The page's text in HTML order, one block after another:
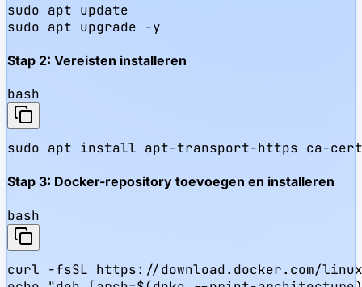
sudo apt update
sudo apt upgrade -y
Stap 2: Vereisten installeren
bash
sudo apt install apt-transport-https ca-
Stap 3: Docker-repository toevoegen en installeren
bash
curl -fsSL https://download.docker.com/